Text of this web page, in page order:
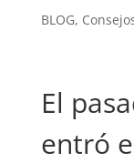
BLOG,
El
entró